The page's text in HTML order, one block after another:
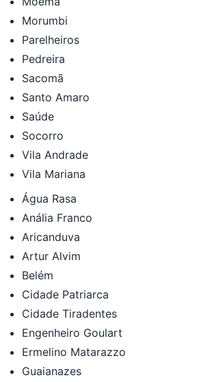
Morumbi
Parelheiros
Pedreira
Sacomã
Santo Amaro
Saúde
Socorro
Vila Andrade
Vila Mariana
Água Rasa
Anália Franco
Aricanduva
Artur Alvim
Belém
Cidade Patriarca
Cidade Tiradentes
Engenheiro Goulart
Ermelino Matarazzo
Guaianazes